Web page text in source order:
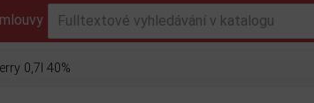
Kontakt Dotazy
0,7l 40%